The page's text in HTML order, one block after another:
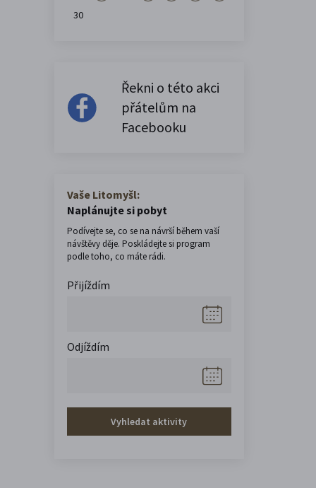
30
Řekni o této akci
přátelům na
Facebooku
Vaše Litomyšl:
Naplánujte si pobyt
Podívejte se, co se na návrší během vaší
návštěvy děje. Poskládejte si program
podle toho, co máte rádi.
Přijíždím
Odjíždím
Vyhledat aktivity